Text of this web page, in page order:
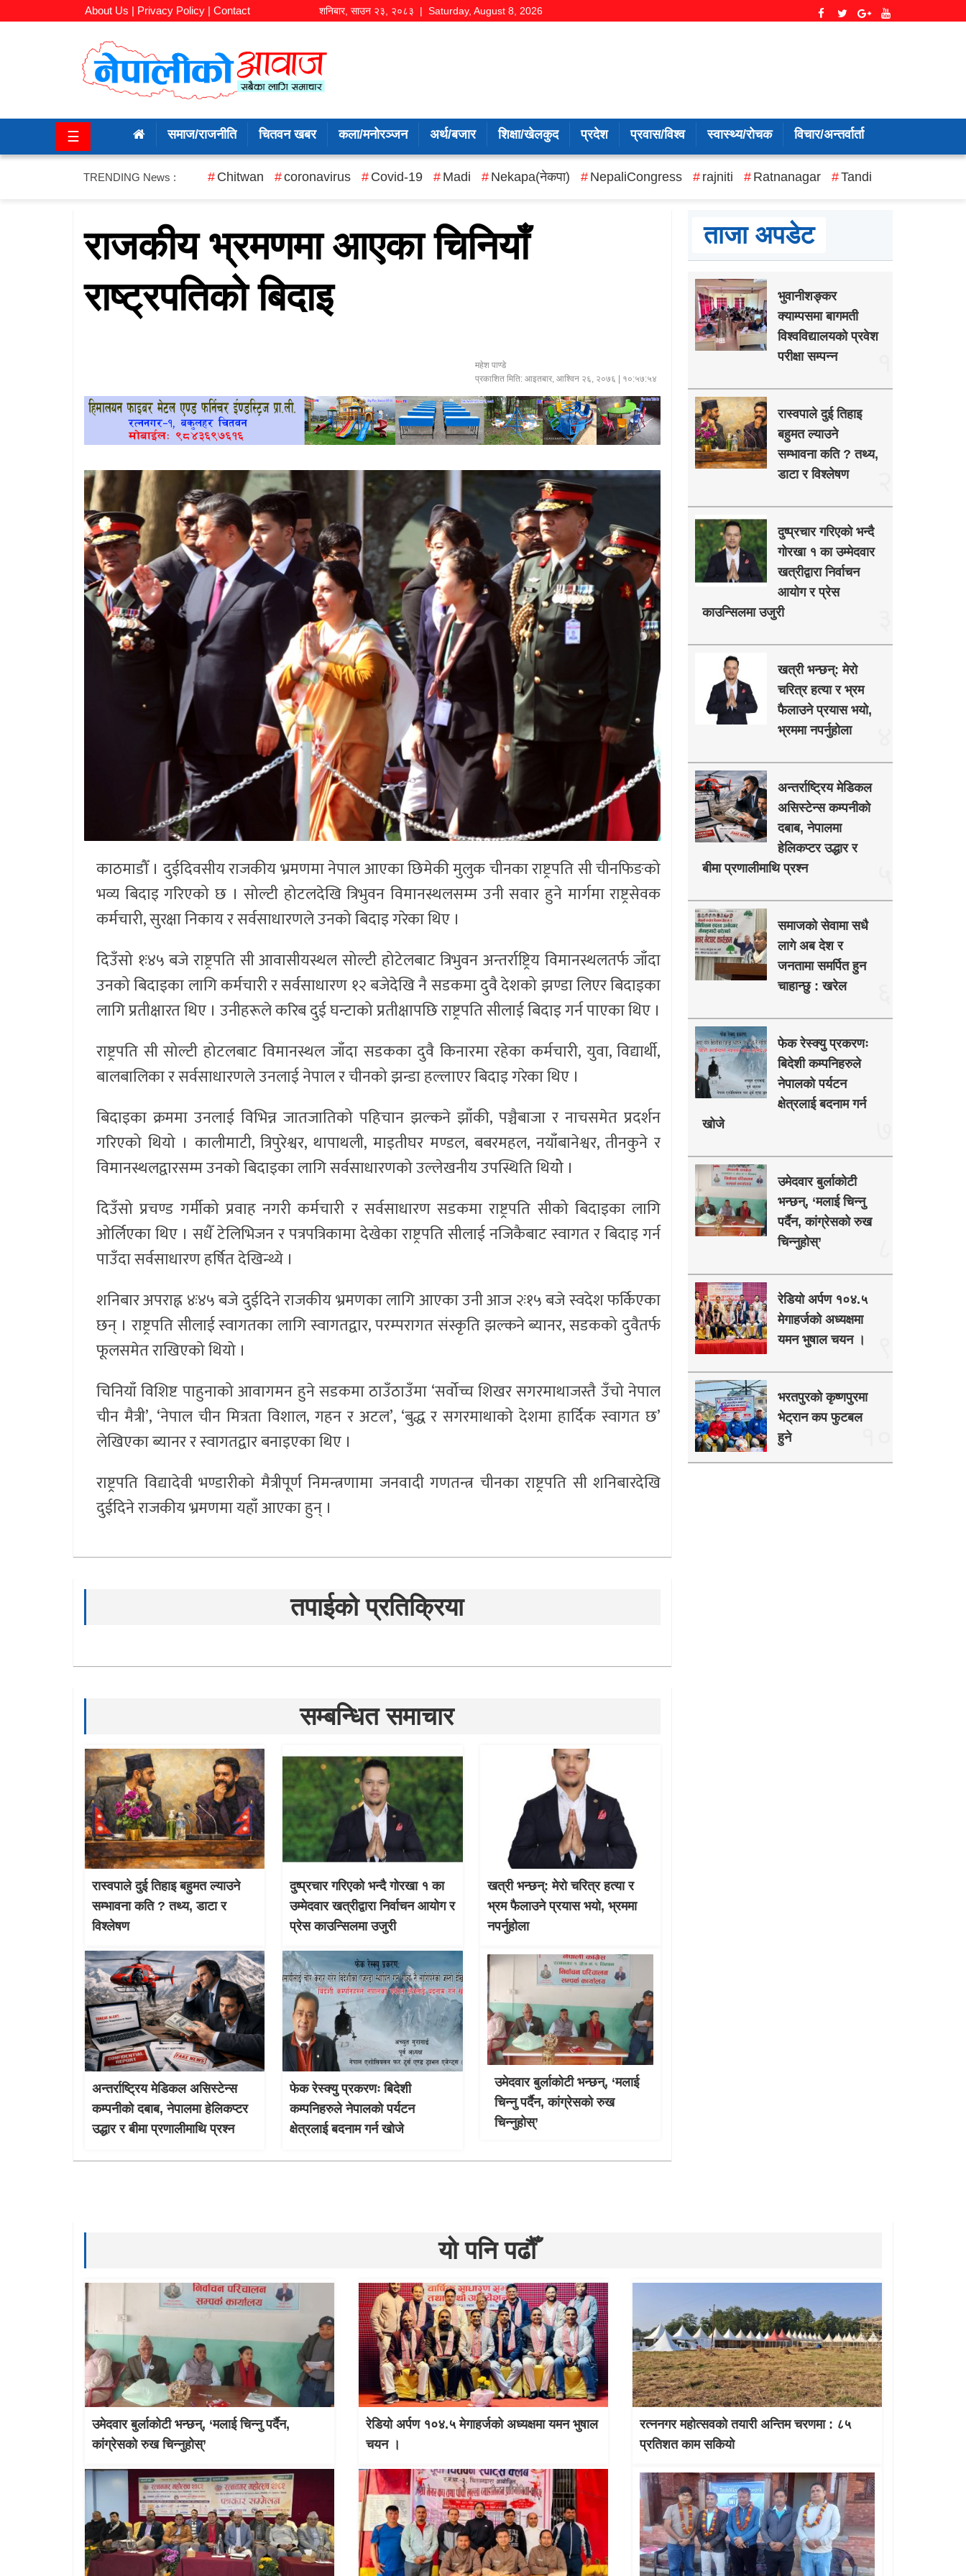
About Us | Privacy Policy | Contact शनिबार, साउन २३, २०८३ | Saturday, August 8, 2026
राजनीति
☰ समाज/राजनीति चितवन खबर कला/मनोरञ्जन अर्थ/बजार शिक्षा/खेलकुद प्रदेश प्रवास/विश्व स्वास्थ्य/रोचक विचार/अन्तर्वार्ता
TRENDING News : Chitwan coronavirus Covid-19 Madi Nekapa(नेकपा) NepaliCongress rajniti Ratnanagar Tandi
राजकीय भ्रमणमा आएका चिनियाँ
राष्ट्रपतिको बिदाइ
महेश पाण्डे
प्रकाशित मिति:आइतबार, आश्विन २६, २०७६ | १०:५७:५४
काठमाडौँ । दुईदिवसीय राजकीय भ्रमणमा नेपाल आएका छिमेकी मुलुक चीनका राष्ट्रपति सी चीनफिङको
भव्य बिदाइ गरिएको छ । सोल्टी होटलदेखि त्रिभुवन विमानस्थलसम्म उनी सवार हुने मार्गमा राष्ट्रसेवक
कर्मचारी, सुरक्षा निकाय र सर्वसाधारणले उनको बिदाइ गरेका थिए ।
दिउँसो १ः४५ बजे राष्ट्रपति सी आवासीयस्थल सोल्टी होटेलबाट त्रिभुवन अन्तर्राष्ट्रिय विमानस्थलतर्फ जाँदा
उनको बिदाइका लागि कर्मचारी र सर्वसाधारण १२ बजेदेखि नै सडकमा दुवै देशको झण्डा लिएर बिदाइका
लागि प्रतीक्षारत थिए । उनीहरूले करिब दुई घन्टाको प्रतीक्षापछि राष्ट्रपति सीलाई बिदाइ गर्न पाएका थिए ।
राष्ट्रपति सी सोल्टी होटलबाट विमानस्थल जाँदा सडकका दुवै किनारमा रहेका कर्मचारी, युवा, विद्यार्थी,
बालबालिका र सर्वसाधारणले उनलाई नेपाल र चीनको झन्डा हल्लाएर बिदाइ गरेका थिए ।
बिदाइका क्रममा उनलाई विभिन्न जातजातिको पहिचान झल्कने झाँकी, पञ्चैबाजा र नाचसमेत प्रदर्शन
गरिएको थियो । कालीमाटी, त्रिपुरेश्वर, थापाथली, माइतीघर मण्डल, बबरमहल, नयाँबानेश्वर, तीनकुने र
विमानस्थलद्वारसम्म उनको बिदाइका लागि सर्वसाधारणको उल्लेखनीय उपस्थिति थियोे ।
दिउँसो प्रचण्ड गर्मीको प्रवाह नगरी कर्मचारी र सर्वसाधारण सडकमा राष्ट्रपति सीको बिदाइका लागि
ओर्लिएका थिए । सधैँ टेलिभिजन र पत्रपत्रिकामा देखेका राष्ट्रपति सीलाई नजिकैबाट स्वागत र बिदाइ गर्न
पाउँदा सर्वसाधारण हर्षित देखिन्थ्ये ।
शनिबार अपराह्न ४ः४५ बजे दुईदिने राजकीय भ्रमणका लागि आएका उनी आज २ः१५ बजे स्वदेश फर्किएका
छन् । राष्ट्रपति सीलाई स्वागतका लागि स्वागतद्वार, परम्परागत संस्कृति झल्कने ब्यानर, सडकको दुवैतर्फ
फूलसमेत राखिएको थियो ।
चिनियाँ विशिष्ट पाहुनाको आवागमन हुने सडकमा ठाउँठाउँमा ‘सर्वोच्च शिखर सगरमाथाजस्तै उँचो नेपाल
चीन मैत्री’, ‘नेपाल चीन मित्रता विशाल, गहन र अटल’, ‘बुद्ध र सगरमाथाको देशमा हार्दिक स्वागत छ’
लेखिएका ब्यानर र स्वागतद्वार बनाइएका थिए ।
राष्ट्रपति विद्यादेवी भण्डारीको मैत्रीपूर्ण निमन्त्रणामा जनवादी गणतन्त्र चीनका राष्ट्रपति सी शनिबारदेखि
दुईदिने राजकीय भ्रमणमा यहाँ आएका हुन् ।
तपाईको प्रतिक्रिया
सम्बन्धित समाचार
रास्वपाले दुई तिहाइ बहुमत ल्याउने
सम्भावना कति ? तथ्य, डाटा र
विश्लेषण
दुष्प्रचार गरिएको भन्दै गोरखा १ का
उम्मेदवार खत्रीद्वारा निर्वाचन आयोग र
प्रेस काउन्सिलमा उजुरी
खत्री भन्छन्: मेरो चरित्र हत्या र
भ्रम फैलाउने प्रयास भयो, भ्रममा
नपर्नुहोला
अन्तर्राष्ट्रिय मेडिकल असिस्टेन्स
कम्पनीको दबाब, नेपालमा हेलिकप्टर
उद्धार र बीमा प्रणालीमाथि प्रश्न
फेक रेस्क्यु प्रकरणः बिदेशी
कम्पनिहरुले नेपालको पर्यटन
क्षेत्रलाई बदनाम गर्न खोजे
उमेदवार बुर्लाकोटी भन्छन्, ‘मलाई
चिन्नु पर्दैन, कांग्रेसको रुख
चिन्नुहोस्’
ताजा अपडेट
भुवानीशङ्कर
क्याम्पसमा बागमती
विश्वविद्यालयको प्रवेश
परीक्षा सम्पन्न
रास्वपाले दुई तिहाइ
बहुमत ल्याउने
सम्भावना कति ? तथ्य,
डाटा र विश्लेषण
दुष्प्रचार गरिएको भन्दै
गोरखा १ का उम्मेदवार
खत्रीद्वारा निर्वाचन
आयोग र प्रेस
काउन्सिलमा उजुरी
खत्री भन्छन्: मेरो
चरित्र हत्या र भ्रम
फैलाउने प्रयास भयो,
भ्रममा नपर्नुहोला
अन्तर्राष्ट्रिय मेडिकल
असिस्टेन्स कम्पनीको
दबाब, नेपालमा
हेलिकप्टर उद्धार र
बीमा प्रणालीमाथि प्रश्न
समाजको सेवामा सधै
लागे अब देश र
जनतामा समर्पित हुन
चाहान्छु : खरेल
फेक रेस्क्यु प्रकरणः
बिदेशी कम्पनिहरुले
नेपालको पर्यटन
क्षेत्रलाई बदनाम गर्न
खोजे
उमेदवार बुर्लाकोटी
भन्छन्, ‘मलाई चिन्नु
पर्दैन, कांग्रेसको रुख
चिन्नुहोस्’
रेडियो अर्पण १०४.५
मेगाहर्जको अध्यक्षमा
यमन भुषाल चयन ।
भरतपुरको कृष्णपुरमा
भेट्रान कप फुटबल
हुने
यो पनि पढौँ
उमेदवार बुर्लाकोटी भन्छन्, ‘मलाई चिन्नु पर्दैन,
कांग्रेसको रुख चिन्नुहोस्’
रेडियो अर्पण १०४.५ मेगाहर्जको अध्यक्षमा यमन भुषाल
चयन ।
रत्ननगर महोत्सवको तयारी अन्तिम चरणमा : ८५
प्रतिशत काम सकियो